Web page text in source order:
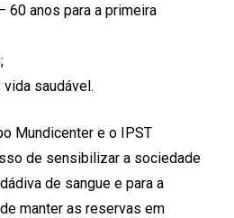
60 anos para a primeira
saudável.
Mundicenter e o IPST
de sensibilizar a sociedade
de sangue e para a
manter as reservas em